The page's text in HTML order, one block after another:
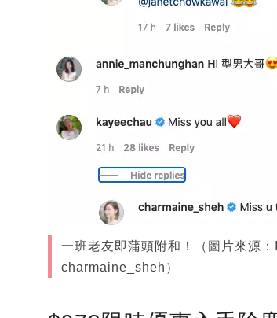
一班老友即蒲頭附和！（圖片來源：
charmaine_sheh）